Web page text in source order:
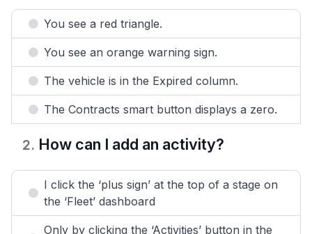
You see a red triangle.
You see an orange warning sign.
The vehicle is in the Expired column.
The Contracts smart button displays a zero.
2. How can I add an activity?
I click the ‘plus sign’ at the top of a stage on
the ‘Fleet’ dashboard
Only by clicking the ‘Activities’ button in the